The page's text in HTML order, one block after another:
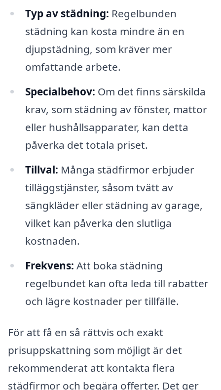
Typ av städning: Regelbunden
städning kan kosta mindre än en
djupstädning, som kräver mer
omfattande arbete.
Specialbehov: Om det finns särskilda
krav, som städning av fönster, mattor
eller hushållsapparater, kan detta
påverka det totala priset.
Tillval: Många städfirmor erbjuder
tilläggstjänster, såsom tvätt av
sängkläder eller städning av garage,
vilket kan påverka den slutliga
kostnaden.
Frekvens: Att boka städning
regelbundet kan ofta leda till rabatter
och lägre kostnader per tillfälle.
För att få en så rättvis och exakt
prisuppskattning som möjligt är det
rekommenderat att kontakta flera
städfirmor och begära offerter. Det ger